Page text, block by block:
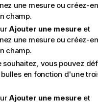
une mesure ou créez-
champ.
Ajouter une mesure et
une mesure ou créez-
champ.
souhaitez, vous pouvez
en fonction d'une
Ajouter une mesure et